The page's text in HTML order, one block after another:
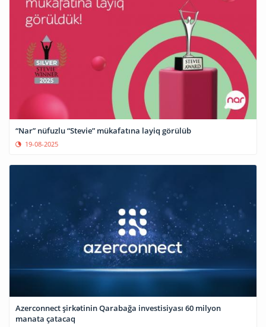
“Nar” nüfuzlu “Stevie” mükafatına layiq görülüb
19-08-2025
Azerconnect şirkətinin Qarabağa investisiyası 60 milyon
manata çatacaq